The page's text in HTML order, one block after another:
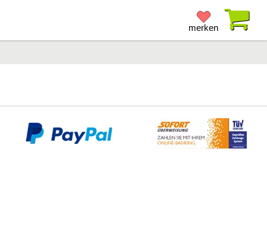
merken